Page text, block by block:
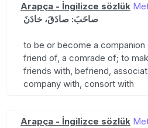
Arapça - İngilizce sözlük
صاحَبَ: صادَقَ، خادَنَ
to be or become a companion
friend of, a comrade of; to
friends with, befriend,
company with, consort with
Arapça - İngilizce sözlük